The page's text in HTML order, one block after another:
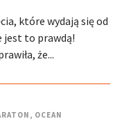
które wydają się od
jest to prawdą!
że...
, OCEAN